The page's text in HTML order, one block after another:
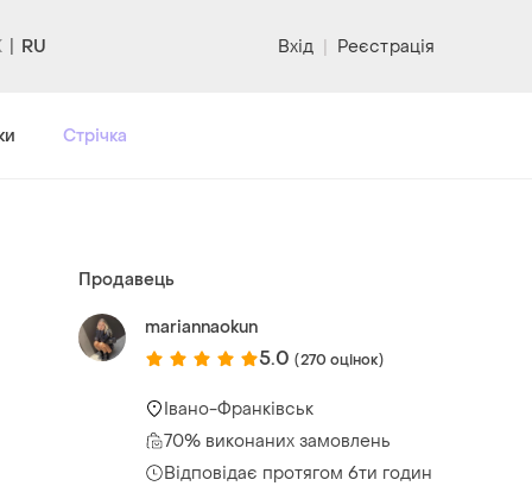
RU Вхід | Реєстрація
Стрічка
Продавець
mariannaokun
5.0 (270 оцінок)
Івано-Франківськ
70% виконаних замовлень
Відповідає протягом 6ти годин